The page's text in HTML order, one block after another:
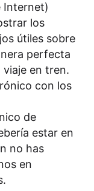
Internet)
los
útiles sobre
perfecta
viaje en tren.
con los
de
estar en
no has
en